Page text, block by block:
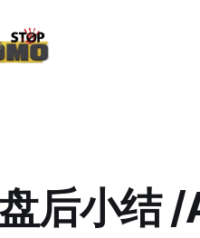
后小结 /